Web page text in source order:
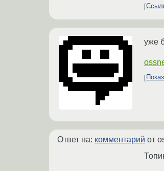
уже
Ответ на: комментарий от